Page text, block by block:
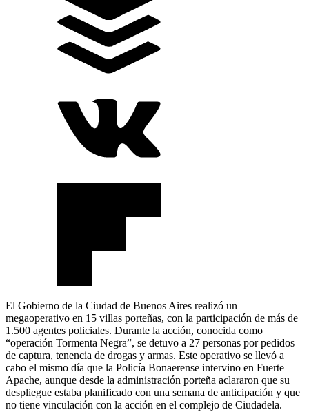
El Gobierno de la Ciudad de Buenos Aires realizó un
megaoperativo en 15 villas porteñas, con la participación de más de
1.500 agentes policiales. Durante la acción, conocida como
“operación Tormenta Negra”, se detuvo a 27 personas por pedidos
de captura, tenencia de drogas y armas. Este operativo se llevó a
cabo el mismo día que la Policía Bonaerense intervino en Fuerte
Apache, aunque desde la administración porteña aclararon que su
despliegue estaba planificado con una semana de anticipación y que
no tiene vinculación con la acción en el complejo de Ciudadela.